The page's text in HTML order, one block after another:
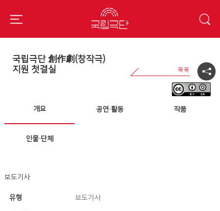
국립극단 創作劇(창작극)
지원 첫결실
개요 공연·활동 작품
인물·단체
보도기사
유형 보도기사